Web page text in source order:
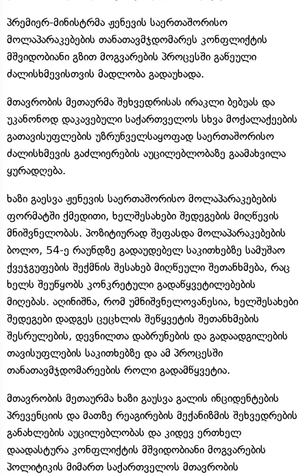
პრემიერ-მინისტრმა ჟენევის საერთაშორისო
მოლაპარაკებების თანათავმჯდომარეს კონფლიქტის
მშვიდობიანი გზით მოგვარების პროცესში გაწეული
ძალისხმევისთვის მადლობა გადაუხადა.
მთავრობის მეთაურმა შეხვედრისას ირაკლი ბებუას და
უკანონოდ დაკავებული საქართველოს სხვა მოქალაქეების
გათავისუფლების უზრუნველსაყოფად საერთაშორისო
ძალისხმევის გაძლიერების აუცილებლობაზე გაამახვილა
ყურადღება.
ხაზი გაესვა ჟენევის საერთაშორისო მოლაპარაკებების
ფორმატში ქმედითი, ხელშესახები შედეგების მიღწევის
მნიშვნელობას. პოზიტიურად შეფასდა მოლაპარაკებების
ბოლო, 54-ე რაუნდზე გადაუდებელ საკითხებზე სამუშაო
ქვეჯგუფების შექმნის შესახებ მიღწეული შეთანხმება, რაც
ხელს შეუწყობს კონკრეტული გადაწყვეტილებების
მიღებას. აღინიშნა, რომ უმნიშვნელოვანესია, ხელშესახები
შედეგები დადგეს ცეცხლის შეწყვეტის შეთანხმების
შესრულების, დევნილთა დაბრუნების და გადაადგილების
თავისუფლების საკითხებზე და ამ პროცესში
თანათავმჯდომარეების როლი გადამწყვეტია.
მთავრობის მეთაურმა ხაზი გაუსვა გალის ინციდენტების
პრევენციის და მათზე რეაგირების მექანიზმის შეხვედრების
განახლების აუცილებლობას და კიდევ ერთხელ
დაადასტურა კონფლიქტის მშვიდობიანი მოგვარების
პოლიტიკის მიმართ საქართველოს მთავრობის